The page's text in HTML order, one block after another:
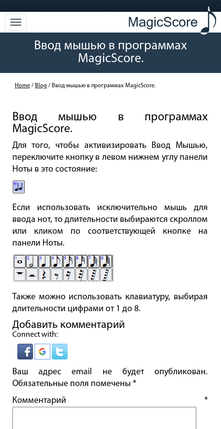
Ввод мышью в программах
MagicScore.
Home/ Blog / Ввод мышью в программах MagicScore.
Ввод мышью в программах
MagicScore.
Для того, чтобы активизировать Ввод Мышью,
переключите кнопку в левом нижнем углу панели
Ноты в это состояние:
Если использовать исключительно мышь для
ввода нот, то длительности выбираются скроллом
или кликом по соответствующей кнопке на
панели Ноты.
Также можно использовать клавиатуру, выбирая
длительности цифрами от 1 до 8.
Добавить комментарий
Connect with:
Ваш адрес email не будет опубликован.
Обязательные поля помечены *
Комментарий*